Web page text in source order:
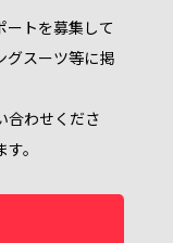
ートを募集して
グスーツ等に掲
合わせくださ
。